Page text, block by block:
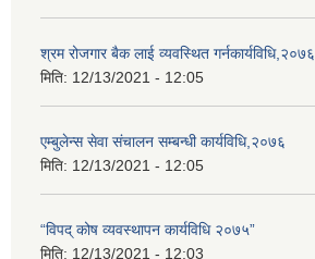
श्रम रोजगार बैक लाई व्यवस्थित गर्नकार्यविधि,२०७६
मिति: 12/13/2021 - 12:05
एम्बुलेन्स सेवा संचालन सम्बन्धी कार्यविधि,२०७६
मिति: 12/13/2021 - 12:05
“विपद् कोष व्यवस्थापन कार्यविधि २०७५”
मिति: 12/13/2021 - 12:03